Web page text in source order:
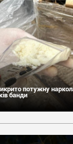
потужну
банди